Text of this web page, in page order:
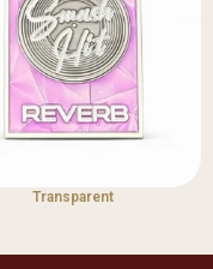
Transparent